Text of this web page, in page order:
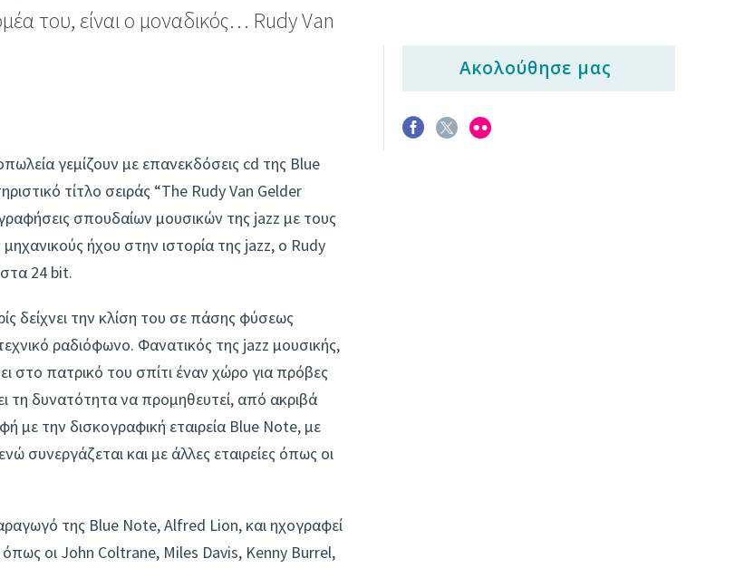
του, είναι ο μοναδικός… Rudy Van
γεμίζουν με επανεκδόσεις cd της Blue
τίτλο σειράς “The Rudy Van Gelder
σπουδαίων μουσικών της jazz με τους
ήχου στην ιστορία της jazz, o Rudy
24 bit.
δείχνει την κλίση του σε πάσης φύσεως
ραδιόφωνο. Φανατικός της jazz μουσικής,
στο πατρικό του σπίτι έναν χώρο για πρόβες
τη δυνατότητα να προμηθευτεί, από ακριβά
με την δισκογραφική εταιρεία Blue Note, με
συνεργάζεται και με άλλες εταιρείες όπως οι
της Blue Note, Alfred Lion, και ηχογραφεί
οι John Coltrane, Miles Davis, Kenny Burrel,
Ακολούθησε μας